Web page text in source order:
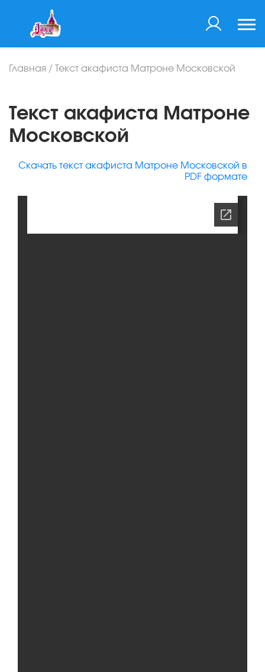
Главная / Текст акафиста Матроне Московской
Текст акафиста Матроне
Московской
Скачать текст акафиста Матроне Московской в
PDF формате